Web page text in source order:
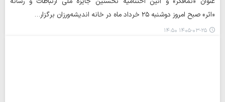
«اثر» صبح امروز دوشنبه ۲۵ خرداد ماه در خانه اندیشه‌ورزان برگزار…
۱۴۰۵-۰۳-۲۵ ۱۴:۵۰